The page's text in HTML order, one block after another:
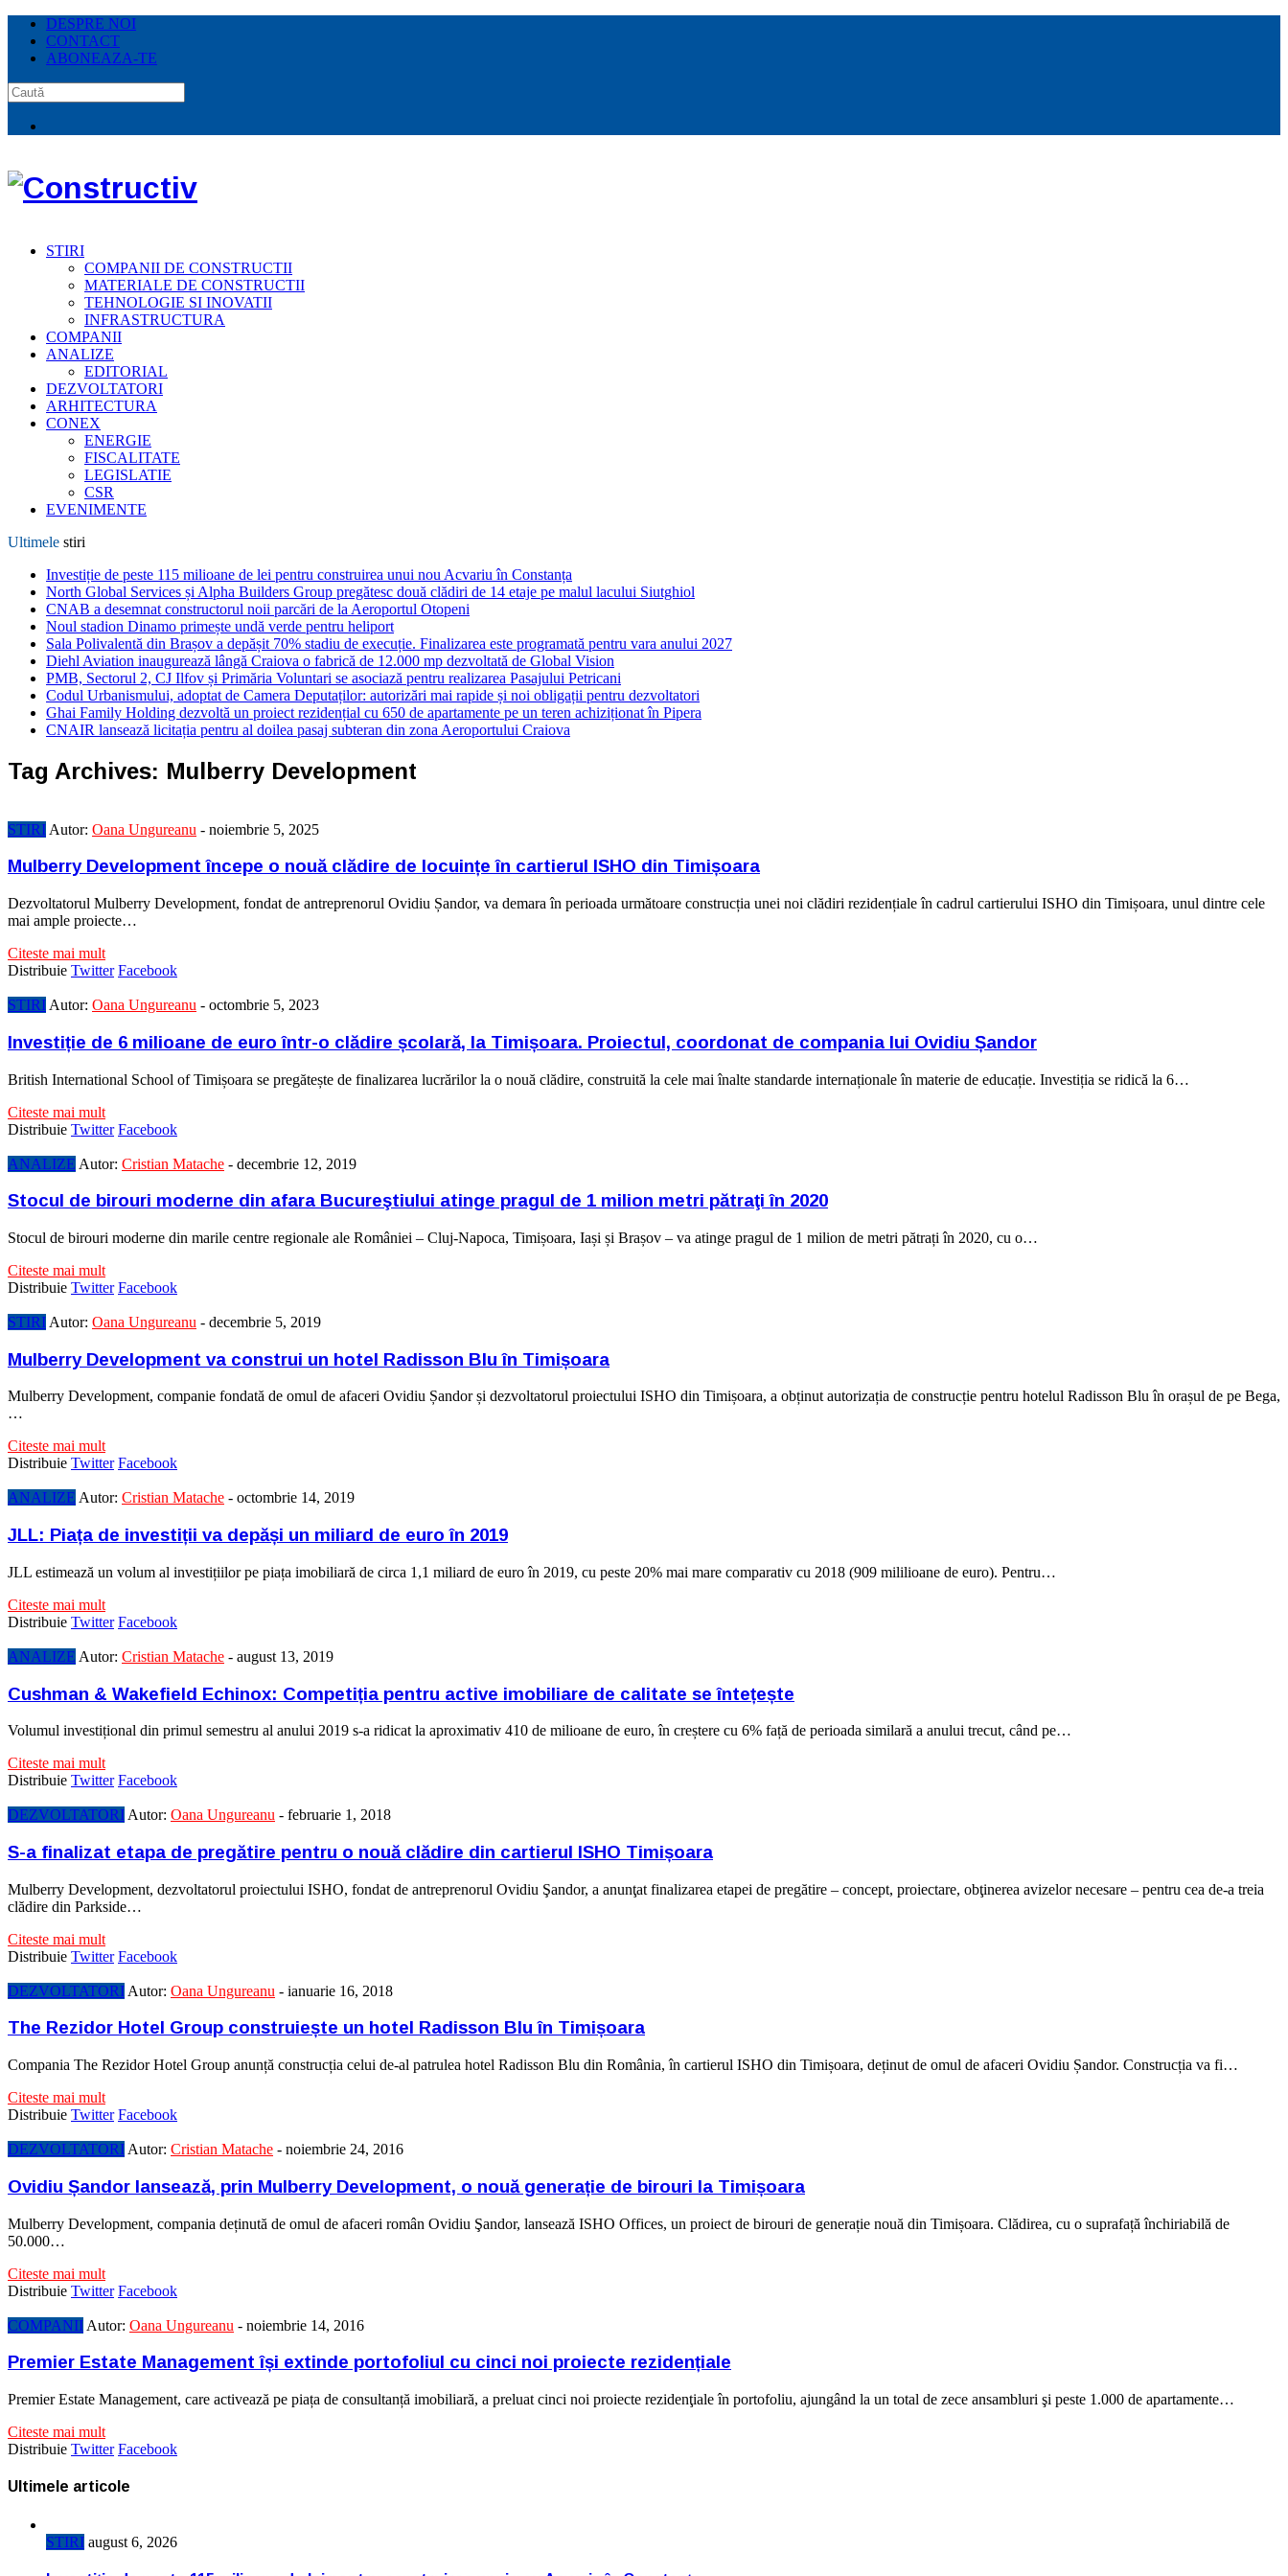
DESPRE NOI
CONTACT
ABONEAZA-TE
STIRI
COMPANII DE CONSTRUCTII
MATERIALE DE CONSTRUCTII
TEHNOLOGIE SI INOVATII
INFRASTRUCTURA
COMPANII
ANALIZE
EDITORIAL
DEZVOLTATORI
ARHITECTURA
CONEX
ENERGIE
FISCALITATE
LEGISLATIE
CSR
EVENIMENTE
Ultimele stiri
Investiție de peste 115 milioane de lei pentru construirea unui nou Acvariu în Constanța
North Global Services și Alpha Builders Group pregătesc două clădiri de 14 etaje pe malul lacului Siutghiol
CNAB a desemnat constructorul noii parcări de la Aeroportul Otopeni
Noul stadion Dinamo primește undă verde pentru heliport
Sala Polivalentă din Brașov a depășit 70% stadiu de execuție. Finalizarea este programată pentru vara anului 2027
Diehl Aviation inaugurează lângă Craiova o fabrică de 12.000 mp dezvoltată de Global Vision
PMB, Sectorul 2, CJ Ilfov și Primăria Voluntari se asociază pentru realizarea Pasajului Petricani
Codul Urbanismului, adoptat de Camera Deputaților: autorizări mai rapide și noi obligații pentru dezvoltatori
Ghai Family Holding dezvoltă un proiect rezidențial cu 650 de apartamente pe un teren achiziționat în Pipera
CNAIR lansează licitația pentru al doilea pasaj subteran din zona Aeroportului Craiova
Tag Archives: Mulberry Development
STIRI Autor: Oana Ungureanu - noiembrie 5, 2025
Mulberry Development începe o nouă clădire de locuințe în cartierul ISHO din Timișoara
Dezvoltatorul Mulberry Development, fondat de antreprenorul Ovidiu Șandor, va demara în perioada următoare construcția unei noi clădiri rezidențiale în cadrul cartierului ISHO din Timișoara, unul dintre cele
mai ample proiecte…
Citeste mai mult
Distribuie Twitter Facebook
STIRI Autor: Oana Ungureanu - octombrie 5, 2023
Investiție de 6 milioane de euro într-o clădire școlară, la Timișoara. Proiectul, coordonat de compania lui Ovidiu Șandor
British International School of Timișoara se pregătește de finalizarea lucrărilor la o nouă clădire, construită la cele mai înalte standarde internaționale în materie de educație. Investiția se ridică la 6…
Citeste mai mult
Distribuie Twitter Facebook
ANALIZE Autor: Cristian Matache - decembrie 12, 2019
Stocul de birouri moderne din afara Bucureştiului atinge pragul de 1 milion metri pătraţi în 2020
Stocul de birouri moderne din marile centre regionale ale României – Cluj-Napoca, Timișoara, Iași și Brașov – va atinge pragul de 1 milion de metri pătrați în 2020, cu o…
Citeste mai mult
Distribuie Twitter Facebook
STIRI Autor: Oana Ungureanu - decembrie 5, 2019
Mulberry Development va construi un hotel Radisson Blu în Timișoara
Mulberry Development, companie fondată de omul de afaceri Ovidiu Șandor și dezvoltatorul proiectului ISHO din Timișoara, a obținut autorizația de construcție pentru hotelul Radisson Blu în orașul de pe Bega,
…
Citeste mai mult
Distribuie Twitter Facebook
ANALIZE Autor: Cristian Matache - octombrie 14, 2019
JLL: Piața de investiții va depăși un miliard de euro în 2019
JLL estimează un volum al investițiilor pe piața imobiliară de circa 1,1 miliard de euro în 2019, cu peste 20% mai mare comparativ cu 2018 (909 mililioane de euro). Pentru…
Citeste mai mult
Distribuie Twitter Facebook
ANALIZE Autor: Cristian Matache - august 13, 2019
Cushman & Wakefield Echinox: Competiția pentru active imobiliare de calitate se întețește
Volumul investițional din primul semestru al anului 2019 s-a ridicat la aproximativ 410 de milioane de euro, în creștere cu 6% față de perioada similară a anului trecut, când pe…
Citeste mai mult
Distribuie Twitter Facebook
DEZVOLTATORI Autor: Oana Ungureanu - februarie 1, 2018
S-a finalizat etapa de pregătire pentru o nouă clădire din cartierul ISHO Timișoara
Mulberry Development, dezvoltatorul proiectului ISHO, fondat de antreprenorul Ovidiu Şandor, a anunţat finalizarea etapei de pregătire – concept, proiectare, obţinerea avizelor necesare – pentru cea de-a treia
clădire din Parkside…
Citeste mai mult
Distribuie Twitter Facebook
DEZVOLTATORI Autor: Oana Ungureanu - ianuarie 16, 2018
The Rezidor Hotel Group construiește un hotel Radisson Blu în Timișoara
Compania The Rezidor Hotel Group anunță construcția celui de-al patrulea hotel Radisson Blu din România, în cartierul ISHO din Timișoara, deținut de omul de afaceri Ovidiu Șandor. Construcția va fi…
Citeste mai mult
Distribuie Twitter Facebook
DEZVOLTATORI Autor: Cristian Matache - noiembrie 24, 2016
Ovidiu Șandor lansează, prin Mulberry Development, o nouă generație de birouri la Timișoara
Mulberry Development, compania deținută de omul de afaceri român Ovidiu Şandor, lansează ISHO Offices, un proiect de birouri de generație nouă din Timișoara. Clădirea, cu o suprafață închiriabilă de
50.000…
Citeste mai mult
Distribuie Twitter Facebook
COMPANII Autor: Oana Ungureanu - noiembrie 14, 2016
Premier Estate Management își extinde portofoliul cu cinci noi proiecte rezidențiale
Premier Estate Management, care activează pe piața de consultanță imobiliară, a preluat cinci noi proiecte rezidenţiale în portofoliu, ajungând la un total de zece ansambluri şi peste 1.000 de apartamente…
Citeste mai mult
Distribuie Twitter Facebook
Ultimele articole
STIRI august 6, 2026